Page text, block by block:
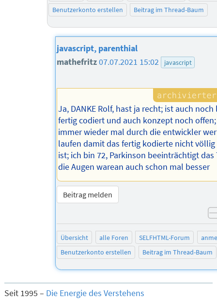
Benutzerkonto erstellen
Beitrag im Thread-Baum
javascript, parenthial
mathefritz07.07.2021 15:02 javascript
Ja, DANKE Rolf, hast ja recht; ist auch
fertig codiert und auch konzept noch
immer wieder mal durch die entwickler
laufen damit das fertig kodierte nicht
ist; ich bin 72, Parkinson beeinträchtigt
die Augen warean auch schon mal besser
Beitrag melden
Übersicht alle Foren SELFHTML-Forum
Benutzerkonto erstellen
Beitrag im Thread-Baum
Seit 1995 – Die Energie des Verstehens